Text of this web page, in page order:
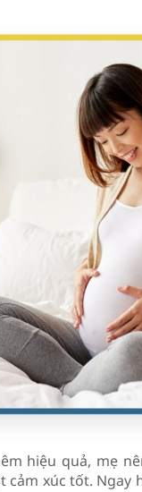
hiệu quả, mẹ
xúc tốt. Ngay